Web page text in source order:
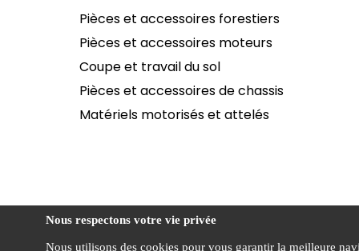
Pièces et accessoires forestiers
Pièces et accessoires moteurs
Coupe et travail du sol
Pièces et accessoires de chassis
Matériels motorisés et attelés
Nous respectons votre vie privée
Nous utilisons des cookies pour vous garantir la meilleure